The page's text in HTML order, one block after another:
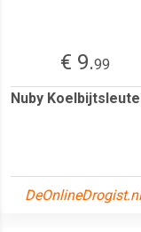
€ 9.99
Nuby
DeOnlineDrogist.nl